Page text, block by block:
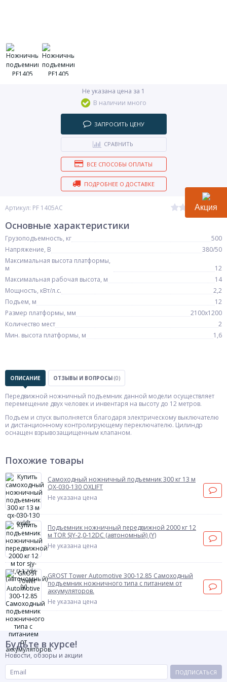
Артикул: PF 1405AC (0)
Не указана цена за 1
В наличии много
ЗАПРОСИТЬ ЦЕНУ
СРАВНИТЬ
ВСЕ СПОСОБЫ ОПЛАТЫ
ПОДРОБНЕЕ О ДОСТАВКЕ
Основные характеристики
Грузоподъемность, кг
500
Напряжение, В
380/50
Максимальная высота платформы,
м
12
Максимальная рабочая высота, м
14
Мощность, кВт/л.с.
2,2
Подъем, м
12
Размер платформы, мм
2100х1200
Количество мест
2
Мин. высота платформы, м
1,6
ОПИСАНИЕ ОТЗЫВЫ И ВОПРОСЫ (0)
Передвижной ножничный подъемник данной модели осуществляет
перемещение двух человек и инвентаря на высоту до 12 метров.
Подъем и спуск выполняется благодаря электрическому выключателю
и дистанционному контролирующему переключателю. Цилиндр
оснащен взрывозащищенным клапаном.
Похожие товары
Самоходный ножничный подъемник 300 кг 13 м
QX-030-130 OXLIFT
Не указана цена
Подъемник ножничный передвижной 2000 кг 12
м TOR SJY-2,0-12DC (автономный) (Y)
Не указана цена
GROST Tower Automotive 300-12.85 Самоходный
подъемник ножничного типа с питанием от
аккумуляторов.
Не указана цена
Будьте в курсе!
Новости, обзоры и акции
ПОДПИСАТЬСЯ
Акция